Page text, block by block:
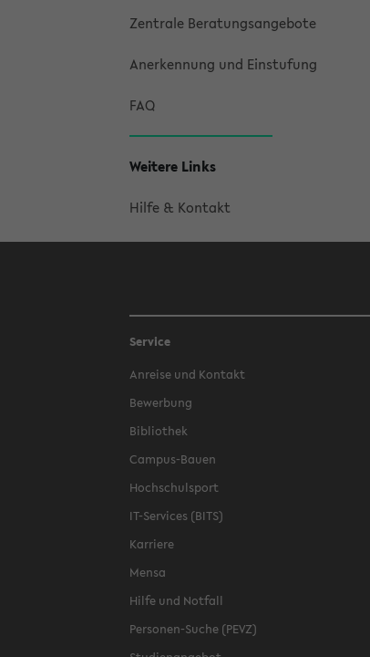
Zentrale Beratungsangebote
Anerkennung und Einstufung
FAQ
Weitere Links
Hilfe & Kontakt
Service
Anreise und Kontakt
Bewerbung
Bibliothek
Campus-Bauen
Hochschulsport
IT-Services (BITS)
Karriere
Mensa
Hilfe und Notfall
Personen-Suche (PEVZ)